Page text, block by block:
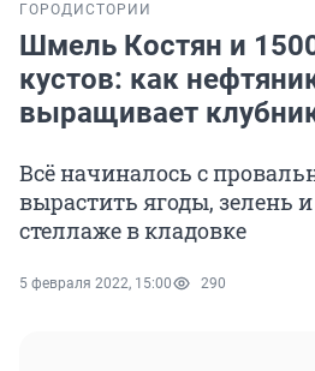
ГОРОД ИСТОРИИ
Шмель Костян и
кустов: как
выращивает
Всё начиналось с
вырастить ягоды, зелень
стеллаже в кладовке
5 февраля 2022, 15:00 290